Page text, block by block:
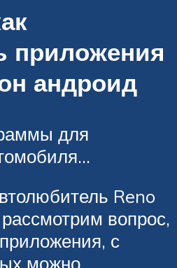
приложения
андроид
для
Reno
вопрос,
с
можно